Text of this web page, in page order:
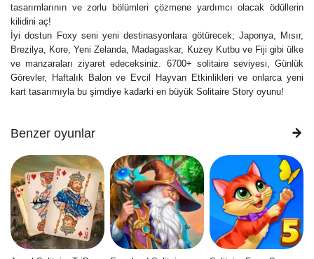
tasarımlarının ve zorlu bölümleri çözmene yardımcı olacak ödüllerin
kilidini aç!
İyi dostun Foxy seni yeni destinasyonlara götürecek; Japonya, Mısır,
Brezilya, Kore, Yeni Zelanda, Madagaskar, Kuzey Kutbu ve Fiji gibi ülke
ve manzaraları ziyaret edeceksiniz. 6700+ solitaire seviyesi, Günlük
Görevler, Haftalık Balon ve Evcil Hayvan Etkinlikleri ve onlarca yeni
kart tasarımıyla bu şimdiye kadarki en büyük Solitaire Story oyunu!
Benzer oyunlar